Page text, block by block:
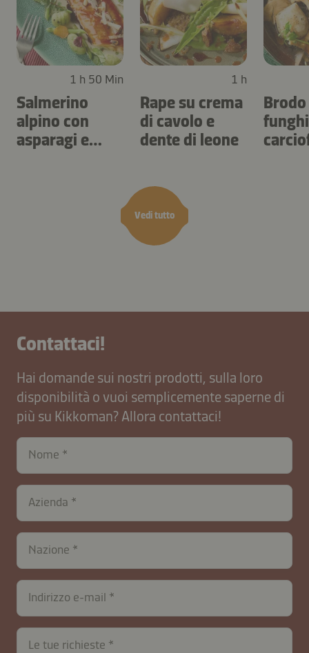
Vedi tutto
1 h 50 Min
Salmerino
alpino con
asparagi e
1 h
Rape su crema
di cavolo e
dente di leone
Contattaci!
Hai domande sui nostri prodotti, sulla loro
disponibilità o vuoi semplicemente saperne di
più su Kikkoman? Allora contattaci!
Nome
Azienda
Nazione
contactIT-
B2B-
26591-
uvlf0EsRcjtQ4F9Kh7x
Indirizzo e-mail
Le tue richieste